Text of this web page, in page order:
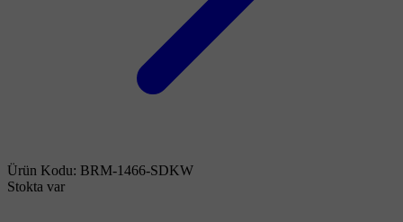
Ürün Kodu: BRM-1466-SDKW
Stokta var